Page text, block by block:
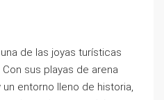
de las joyas turísticas
sus playas de arena
entorno lleno de historia,